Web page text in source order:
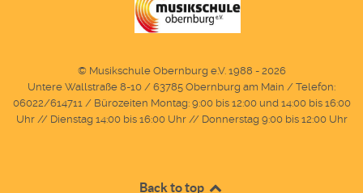
© Musikschule Obernburg e.V. 1988 - 2026
Untere Wallstraße 8-10 / 63785 Obernburg am Main / Telefon:
06022/614711 / Bürozeiten Montag: 9:00 bis 12:00 und 14:00 bis 16:00
Uhr // Dienstag 14:00 bis 16:00 Uhr // Donnerstag 9:00 bis 12:00 Uhr
Back to top